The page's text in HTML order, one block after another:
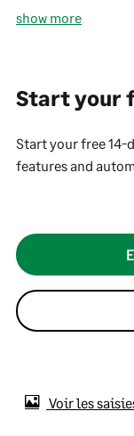
show more
Start your
Start your free 14-
features and
Voir les